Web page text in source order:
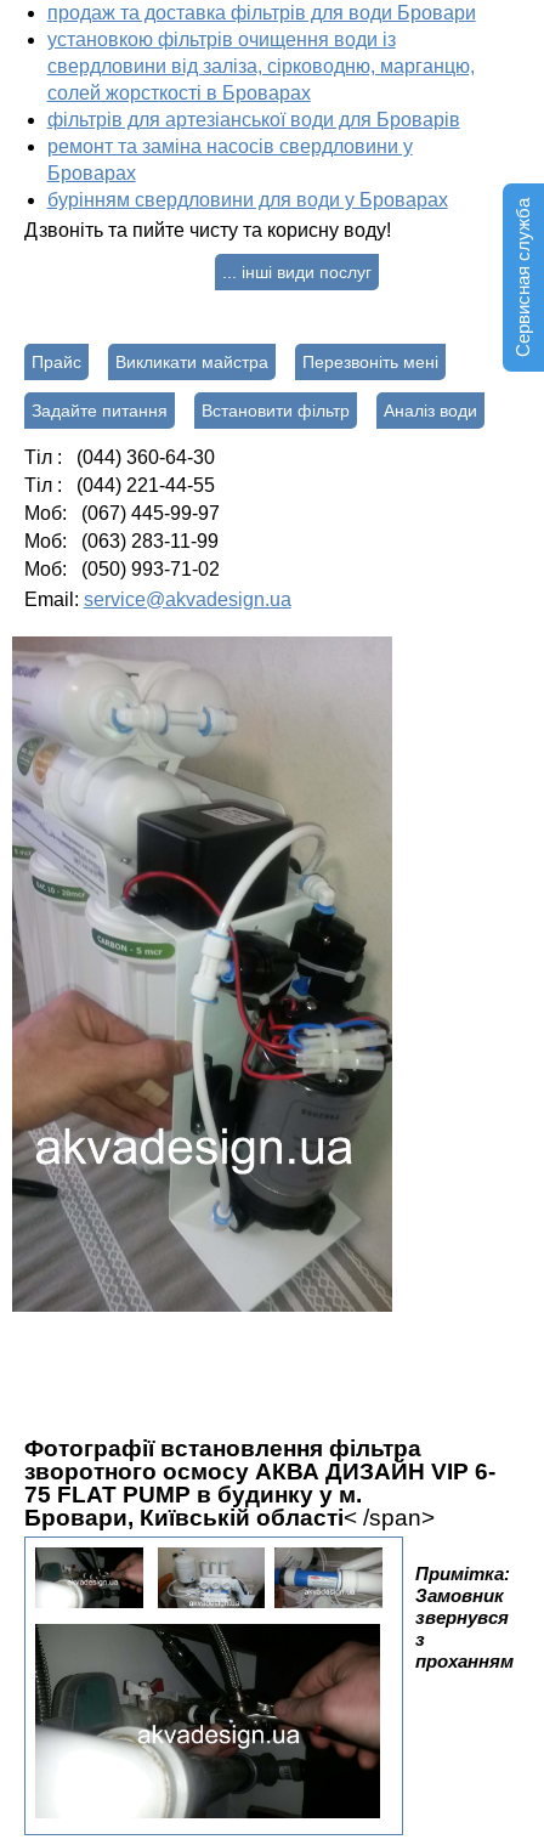
Сервисная служба
продаж та доставка фільтрів для води Бровари
установкою фільтрів очищення води із
свердловини від заліза, сірководню, марганцю,
солей жорсткості в Броварах
фільтрів для артезіанської води для Броварів
ремонт та заміна насосів свердловини у
Броварах
бурінням свердловини для води у Броварах
Дзвоніть та пийте чисту та корисну воду!
... інші види послуг
Прайс Викликати майстра Перезвоніть мені
Задайте питання Встановити фільтр Аналіз води
Тіл : (044) 360-64-30
Тіл : (044) 221-44-55
Моб: (067) 445-99-97
Моб: (063) 283-11-99
Моб: (050) 993-71-02
Email: service@akvadesign.ua
Фотографії встановлення фільтра
зворотного осмосу АКВА ДИЗАЙН VIP 6-
75 FLAT PUMP в будинку у м.
Бровари, Київській області< /span>
Примітка:
Замовник
звернувся
з
проханням